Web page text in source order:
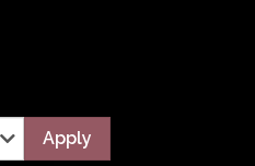
Apply